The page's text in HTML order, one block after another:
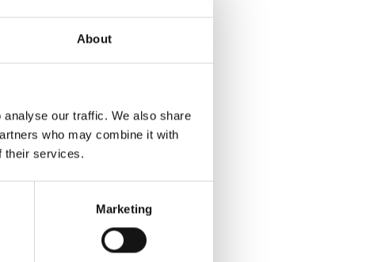
About
our traffic. We also share
who may combine it with
their services.
Marketing
part